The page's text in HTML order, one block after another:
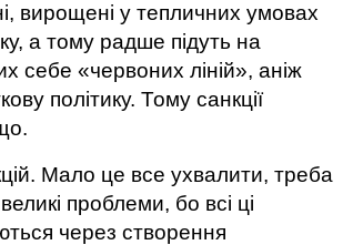
вирощені у тепличних умовах
а тому радше підуть на
себе «червоних ліній», аніж
політику. Тому санкції
Мало це все ухвалити, треба
проблеми, бо всі ці
через створення